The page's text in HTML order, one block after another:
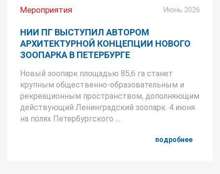
Мероприятия Июнь 2026
НИИ ПГ ВЫСТУПИЛ АВТОРОМ
АРХИТЕКТУРНОЙ КОНЦЕПЦИИ НОВОГО
ЗООПАРКА В ПЕТЕРБУРГЕ
Новый зоопарк площадью 85,6 га станет
крупным общественно-образовательным и
рекреационным пространством, дополняющим
действующий Ленинградский зоопарк. 4 июня
на полях Петербургского ...
подробнее